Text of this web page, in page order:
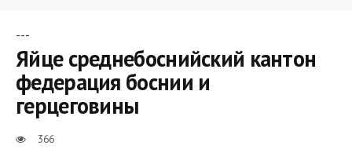
---
Яйце среднебоснийский кантон
федерация боснии и
герцеговины
366